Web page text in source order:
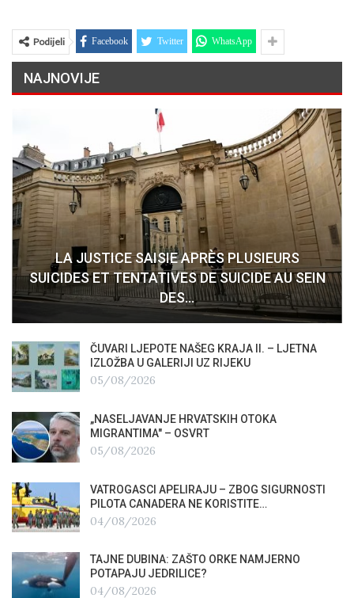
Podijeli Facebook Twitter WhatsApp
NAJNOVIJE
LA JUSTICE SAISIE APRÈS PLUSIEURS
SUICIDES ET TENTATIVES DE SUICIDE AU SEIN
DES…
ČUVARI LJEPOTE NAŠEG KRAJA II. – LJETNA
IZLOŽBA U GALERIJI UZ RIJEKU
05/08/2026
„NASELJAVANJE HRVATSKIH OTOKA
MIGRANTIMA″ – OSVRT
05/08/2026
VATROGASCI APELIRAJU – ZBOG SIGURNOSTI
PILOTA CANADERA NE KORISTITE…
04/08/2026
TAJNE DUBINA: ZAŠTO ORKE NAMJERNO
POTAPAJU JEDRILICE?
04/08/2026